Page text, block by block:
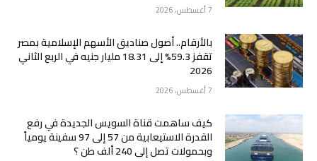
7 أغسطس، 2026
بالأرقام.. أصول صناديق الأسهم الإسلامية بمصر
تقفز 59.3% إلى 18.31 مليار جنيه في الربع الثاني
2026
7 أغسطس، 2026
كيف ساهمت قناة السويس الجديدة في رفع
القدرة الاستيعابية من 57 إلى 97 سفينة يومياً
وبحمولات تصل إلى 240 ألف طن ؟